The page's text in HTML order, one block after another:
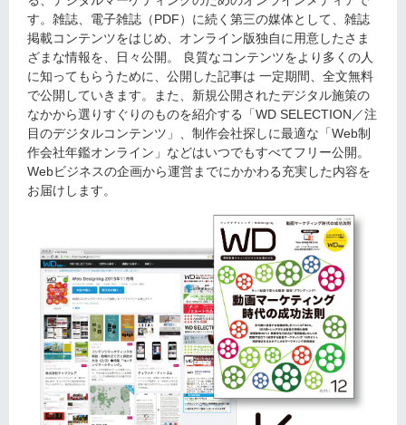
す。雑誌、電子雑誌（PDF）に続く第三の媒体として、雑誌
掲載コンテンツをはじめ、オンライン版独自に用意したさま
ざまな情報を、日々公開。 良質なコンテンツをより多くの人
に知ってもらうために、公開した記事は 一定期間、全文無料
で公開していきます。また、新規公開されたデジタル施策の
なかから選りすぐりのものを紹介する「WD SELECTION／注
目のデジタルコンテンツ」、制作会社探しに最適な「Web制
作会社年鑑オンライン」などはいつでもすべてフリー公開。
Webビジネスの企画から運営までにかかわる充実した内容を
お届けします。